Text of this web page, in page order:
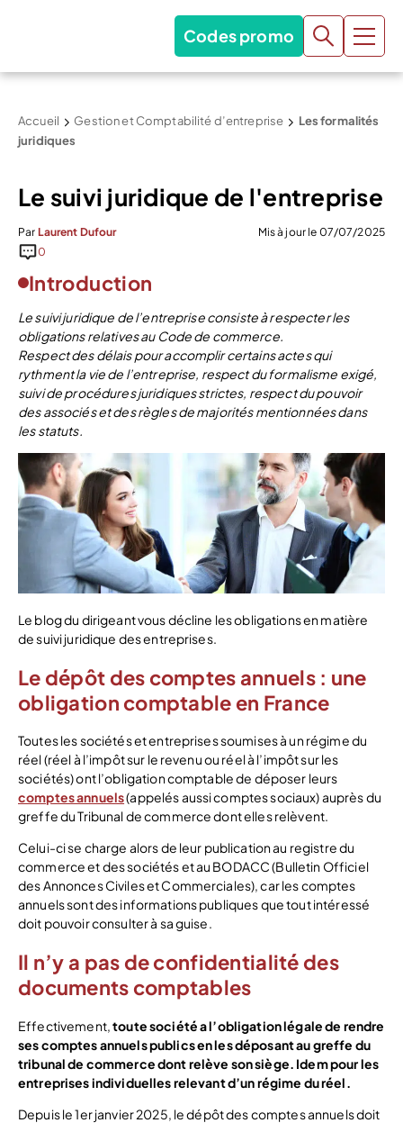
Codes promo
Accueil Gestion et Comptabilité d’entreprise
Les formalités
juridiques
Le suivi juridique de l'entreprise
Par Laurent Dufour
Mis à jour le 07/07/2025
0
Introduction
Le suivi juridique de l’entreprise consiste à respecter les
obligations relatives au Code de commerce.
Respect des délais pour accomplir certains actes qui
rythment la vie de l’entreprise, respect du formalisme exigé,
suivi de procédures juridiques strictes, respect du pouvoir
des associés et des règles de majorités mentionnées dans
les statuts.
Le blog du dirigeant vous décline les obligations en matière
de suivi juridique des entreprises.
Le dépôt des comptes annuels : une
obligation comptable en France
Toutes les sociétés et entreprises soumises à un régime du
réel (réel à l’impôt sur le revenu ou réel à l’impôt sur les
sociétés) ont l’obligation comptable de déposer leurs
comptes annuels(appelés aussi comptes sociaux) auprès du
greffe du Tribunal de commerce dont elles relèvent.
Celui-ci se charge alors de leur publication au registre du
commerce et des sociétés et au BODACC (Bulletin Officiel
des Annonces Civiles et Commerciales), car les comptes
annuels sont des informations publiques que tout intéressé
doit pouvoir consulter à sa guise.
Il n’y a pas de confidentialité des
documents comptables
Effectivement,toute société a l’obligation légale de rendre
ses comptes annuels publics en les déposant au greffe du
tribunal de commerce dont relève son siège. Idem pour les
entreprises individuelles relevant d’un régime du réel.
Depuis le 1er janvier 2025, le dépôt des comptes annuels doit